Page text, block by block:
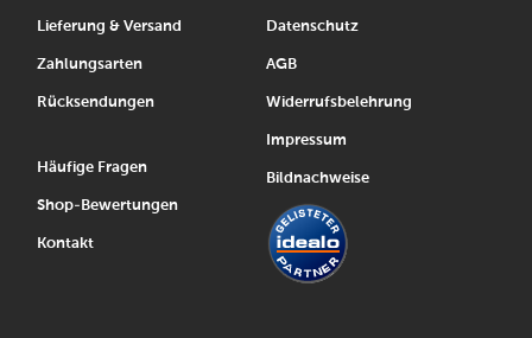
Lieferung & Versand
Zahlungsarten
Rücksendungen
Häufige Fragen
Shop-Bewertungen
Kontakt
Datenschutz
AGB
Widerrufsbelehrung
Impressum
Bildnachweise